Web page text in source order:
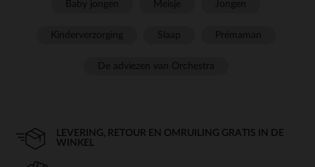
LEVERING, RETOUR EN OMRUILING GRATIS IN DE
WINKEL